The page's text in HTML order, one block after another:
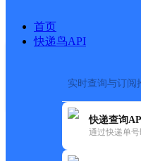
首页
快递鸟API
实时查询与订阅
快递查询
通过快递单